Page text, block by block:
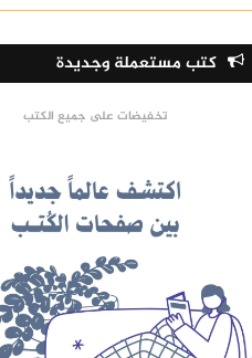
كتب مستعملة وجديدة
تخفيضات على جميع الكتب